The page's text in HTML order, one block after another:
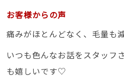
お客様からの声
痛みがほとんどなく、毛量も
いつも色んなお話をスタッフ
も嬉しいです♡